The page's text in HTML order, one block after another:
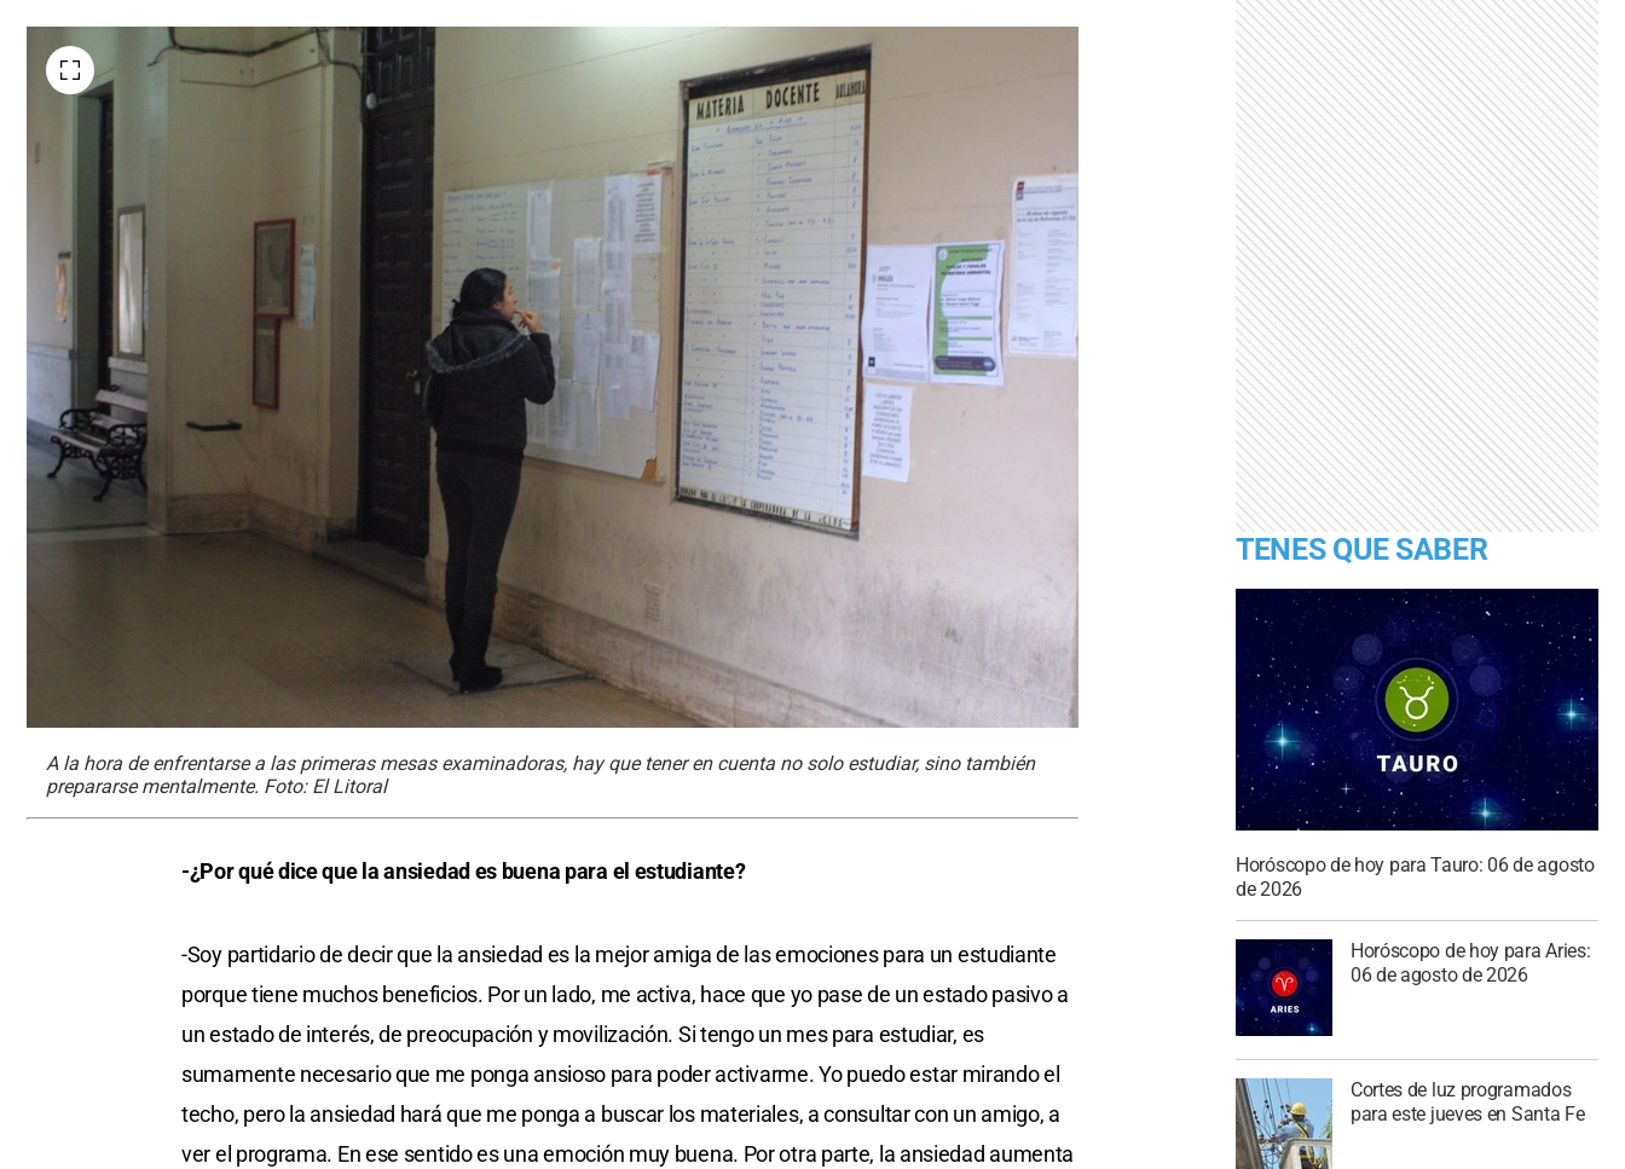
A la hora de enfrentarse a las primeras mesas examinadoras, hay que tener en cuenta no solo estudiar, sino también
prepararse mentalmente. Foto: El Litoral
-¿Por qué dice que la ansiedad es buena para el estudiante?
-Soy partidario de decir que la ansiedad es la mejor amiga de las emociones para un estudiante
porque tiene muchos beneficios. Por un lado, me activa, hace que yo pase de un estado pasivo a
un estado de interés, de preocupación y movilización. Si tengo un mes para estudiar, es
sumamente necesario que me ponga ansioso para poder activarme. Yo puedo estar mirando el
techo, pero la ansiedad hará que me ponga a buscar los materiales, a consultar con un amigo, a
ver el programa. En ese sentido es una emoción muy buena. Por otra parte, la ansiedad aumenta
TENES QUE SABER
Horóscopo de hoy para Tauro: 06 de agosto
de 2026
Horóscopo de hoy para Aries:
06 de agosto de 2026
Cortes de luz programados
para este jueves en Santa Fe